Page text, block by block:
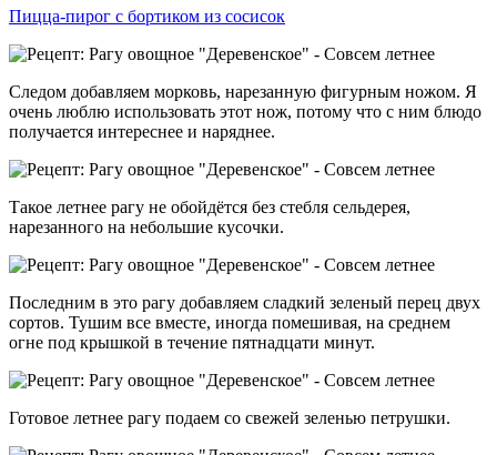
Пицца-пирог с бортиком из сосисок
Следом добавляем морковь, нарезанную фигурным ножом. Я
очень люблю использовать этот нож, потому что с ним блюдо
получается интереснее и наряднее.
Такое летнее рагу не обойдётся без стебля сельдерея,
нарезанного на небольшие кусочки.
Последним в это рагу добавляем сладкий зеленый перец двух
сортов. Тушим все вместе, иногда помешивая, на среднем
огне под крышкой в течение пятнадцати минут.
Готовое летнее рагу подаем со свежей зеленью петрушки.